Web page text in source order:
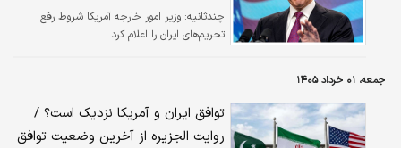
چندثانیه: وزیر امور خارجه آمریکا شروط رفع
تحریم‌های ایران را اعلام کرد.
جمعه، ۰۱ خرداد ۱۴۰۵
توافق ایران و آمریکا نزدیک است؟ /
روایت الجزیره از آخرین وضعیت توافق